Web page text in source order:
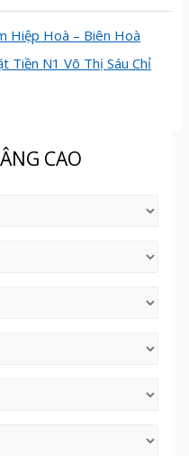
Hiệp Hoà – Biên Hoà
Tiền N1 Võ Thị Sáu Chỉ
CAO